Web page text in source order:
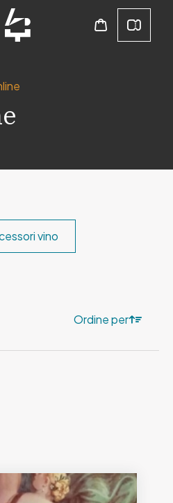
vino
Ordine per